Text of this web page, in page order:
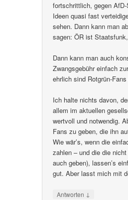
fortschrittlich, gegen
Ideen quasi fast
sehen. Dann kann man
sagen: ÖR ist
Dann kann man auch
Zwangsgebühr einfach
ehrlich sind Rotgrün-
Ich halte nichts davon,
allem im aktuellen
wertvoll und notwendig.
Fans zu geben, die ihn
Wie wär’s, wenn die
zahlen – und die die
auch geben), lassen’s
gut. Aber lasst mich mit
Antworten ↓